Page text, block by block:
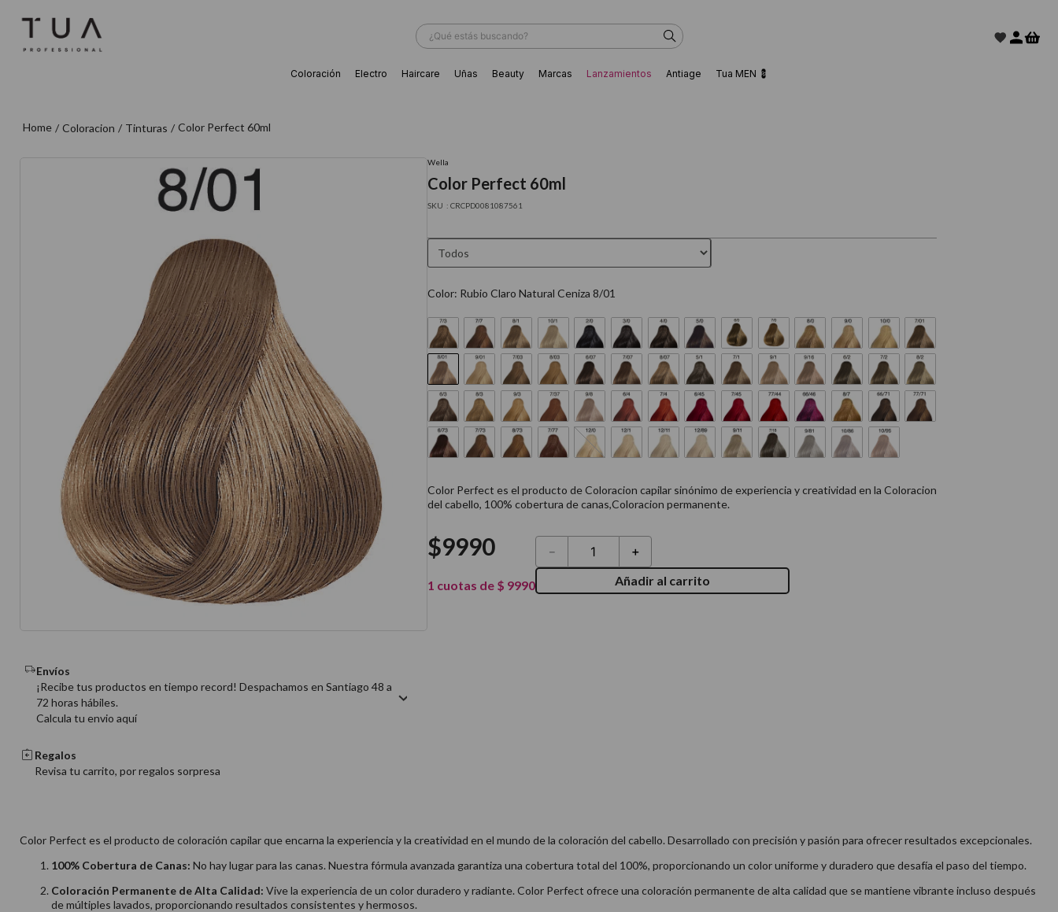
¿Qué estás buscando?
Coloración Electro Haircare Uñas Beauty Marcas Lanzamientos Antiage Tua MEN 💈
Coloracion Tinturas Color Perfect 60ml
Envíos
¡Recibe tus productos en tiempo record! Despachamos en Santiago 48 a
72 horas hábiles.
Calcula tu envio aquí
Regalos
Revisa tu carrito, por regalos sorpresa
Wella
Color Perfect 60ml
: CRCPD0081087561
Color: Rubio Claro Natural Ceniza 8/01
Color Perfect es el producto de Coloracion capilar sinónimo de experiencia y creatividad en la Coloracion
del cabello, 100% cobertura de canas,Coloracion permanente.
$9990
1 cuotas de $ 9990
＋
－
Añadir al carrito
Color Perfect es el producto de coloración capilar que encarna la experiencia y la creatividad en el mundo de la coloración del cabello. Desarrollado con precisión y pasión para ofrecer resultados excepcionales.
100% Cobertura de Canas: No hay lugar para las canas. Nuestra fórmula avanzada garantiza una cobertura total del 100%, proporcionando un color uniforme y duradero que desafía el paso del tiempo.
Coloración Permanente de Alta Calidad: Vive la experiencia de un color duradero y radiante. Color Perfect ofrece una coloración permanente de alta calidad que se mantiene vibrante incluso después
de múltiples lavados, proporcionando resultados consistentes y hermosos.
7
8.
9. acondicionador
10. protector térmico